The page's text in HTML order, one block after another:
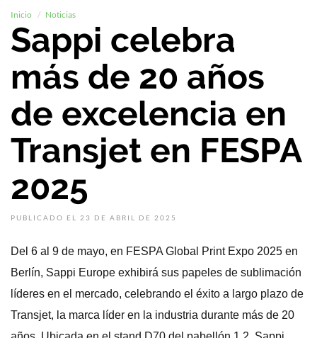
Inicio Noticias
Sappi celebra
más de 20 años
de excelencia en
Transjet en FESPA
2025
PUBLICADO EL 23 DE ABRIL DE 2025
Del 6 al 9 de mayo, en FESPA Global Print Expo 2025 en
Berlín, Sappi Europe exhibirá sus papeles de sublimación
líderes en el mercado, celebrando el éxito a largo plazo de
Transjet, la marca líder en la industria durante más de 20